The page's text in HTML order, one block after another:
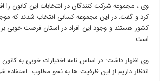
وی ، مجموعه شرکت کنندگان در انتخابات این کانون را
کرد و گفت: در این مجموعه کسانی انتخاب شدند که
کشور هستند و وجود این افراد در استان فرصت خوبی
است.
وی اظهار داشت: در اساس نامه اختیارات خوبی به
انتظار داریم از این ظرفیت ها به نحو مطلوب استفاده